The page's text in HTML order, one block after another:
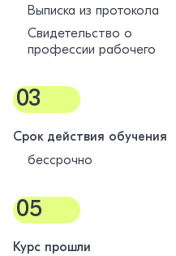
Выписка из протокола
Свидетельство о
профессии рабочего
03
Срок действия обучения
бессрочно
05
Курс прошли